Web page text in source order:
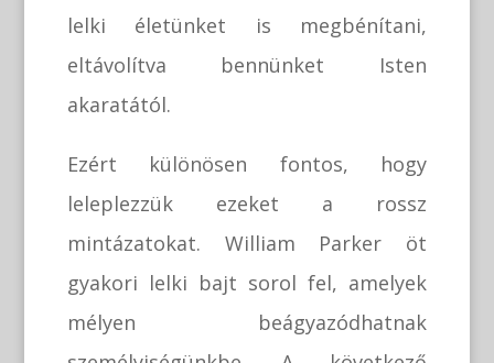
lelki életünket is megbénítani,
eltávolítva bennünket Isten
akaratától.
Ezért különösen fontos, hogy
leleplezzük ezeket a rossz
mintázatokat. William Parker öt
gyakori lelki bajt sorol fel, amelyek
mélyen beágyazódhatnak